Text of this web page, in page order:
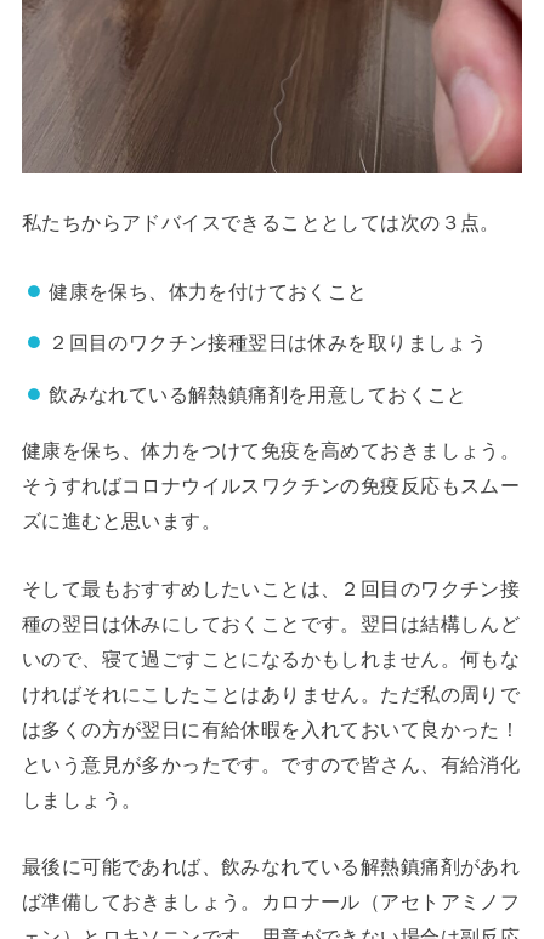
私たちからアドバイスできることとしては次の３点。
健康を保ち、体力を付けておくこと
２回目のワクチン接種翌日は休みを取りましょう
飲みなれている解熱鎮痛剤を用意しておくこと
健康を保ち、体力をつけて免疫を高めておきましょう。
そうすればコロナウイルスワクチンの免疫反応もスムー
ズに進むと思います。
そして最もおすすめしたいことは、２回目のワクチン接
種の翌日は休みにしておくことです。翌日は結構しんど
いので、寝て過ごすことになるかもしれません。何もな
ければそれにこしたことはありません。ただ私の周りで
は多くの方が翌日に有給休暇を入れておいて良かった！
という意見が多かったです。ですので皆さん、有給消化
しましょう。
最後に可能であれば、飲みなれている解熱鎮痛剤があれ
ば準備しておきましょう。カロナール（アセトアミノフ